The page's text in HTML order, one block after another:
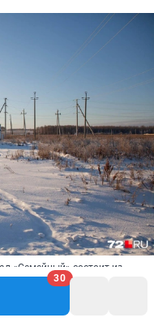
30
«Семейный» состоит из
ред.). На части
прямо у дороги,
А владельцев участков
завтраками